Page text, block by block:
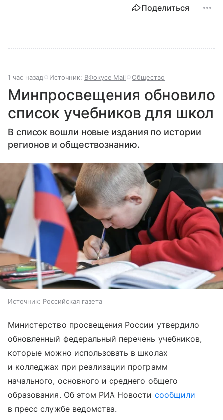
Поделиться
1 час назад Источник: ВФокусе Mail Общество
Минпросвещения обновило
список учебников для школ
В список вошли новые издания по истории
регионов и обществознанию.
Источник: Российская газета
Министерство просвещения России утвердило
обновленный федеральный перечень учебников,
которые можно использовать в школах
и колледжах при реализации программ
начального, основного и среднего общего
образования. Об этом РИА Новости сообщили
в пресс службе ведомства.